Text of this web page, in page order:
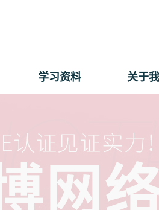
学习资料 关于